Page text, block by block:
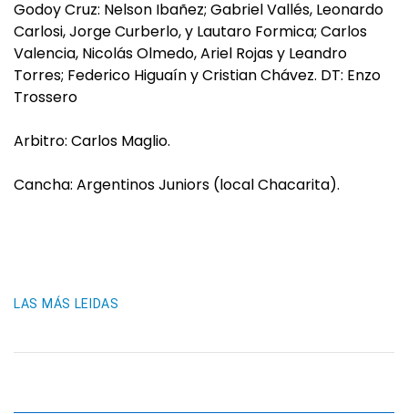
Godoy Cruz: Nelson Ibañez; Gabriel Vallés, Leonardo
Carlosi, Jorge Curberlo, y Lautaro Formica; Carlos
Valencia, Nicolás Olmedo, Ariel Rojas y Leandro
Torres; Federico Higuaín y Cristian Chávez. DT: Enzo
Trossero
Arbitro: Carlos Maglio.
Cancha: Argentinos Juniors (local Chacarita).
LAS MÁS LEIDAS